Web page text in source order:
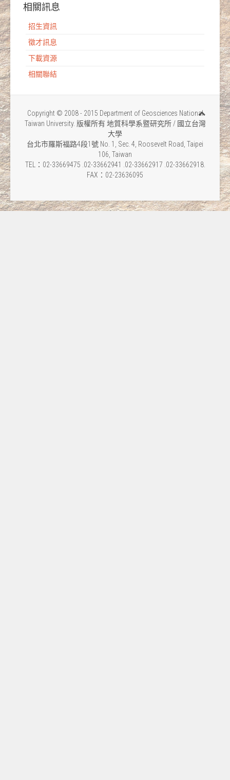
相關訊息
招生資訊
徵才訊息
下載資源
相關聯結
Copyright © 2008 - 2015 Department of Geosciences National
Taiwan University. 版權所有 地質科學系暨研究所 / 國立台灣
大學
台北市羅斯福路4段1號 No. 1, Sec. 4, Roosevelt Road, Taipei
106, Taiwan
TEL：02-33669475 .02-33662941 .02-33662917 .02-33662918.
FAX：02-23636095